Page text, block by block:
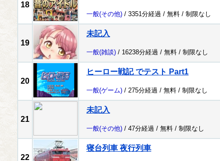
18
一般(その他) / 3351分経過 / 無料 / 制限なし
19
未記入
一般(雑談) / 16238分経過 / 無料 / 制限なし
20
ヒーロー戦記 でテスト Part1
一般(ゲーム) / 275分経過 / 無料 / 制限なし
21
未記入
一般(その他) / 47分経過 / 無料 / 制限なし
22
寝台列車 夜行列車